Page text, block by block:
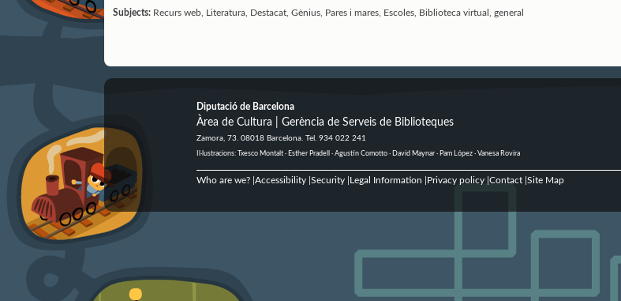
Subjects: Recurs web, Literatura, Destacat, Gènius, Pares i mares, Escoles, Biblioteca virtual, general
Diputació de Barcelona
Àrea de Cultura | Gerència de Serveis de Biblioteques
Zamora, 73. 08018 Barcelona. Tel. 934 022 241
Il·lustracions: Txesco Montalt · Esther Pradell · Agustín Comotto · David Maynar · Pam López · Vanesa Rovira
Who are we?| Accessibility| Security| Legal Information Privacy policy| Contact| Site Map